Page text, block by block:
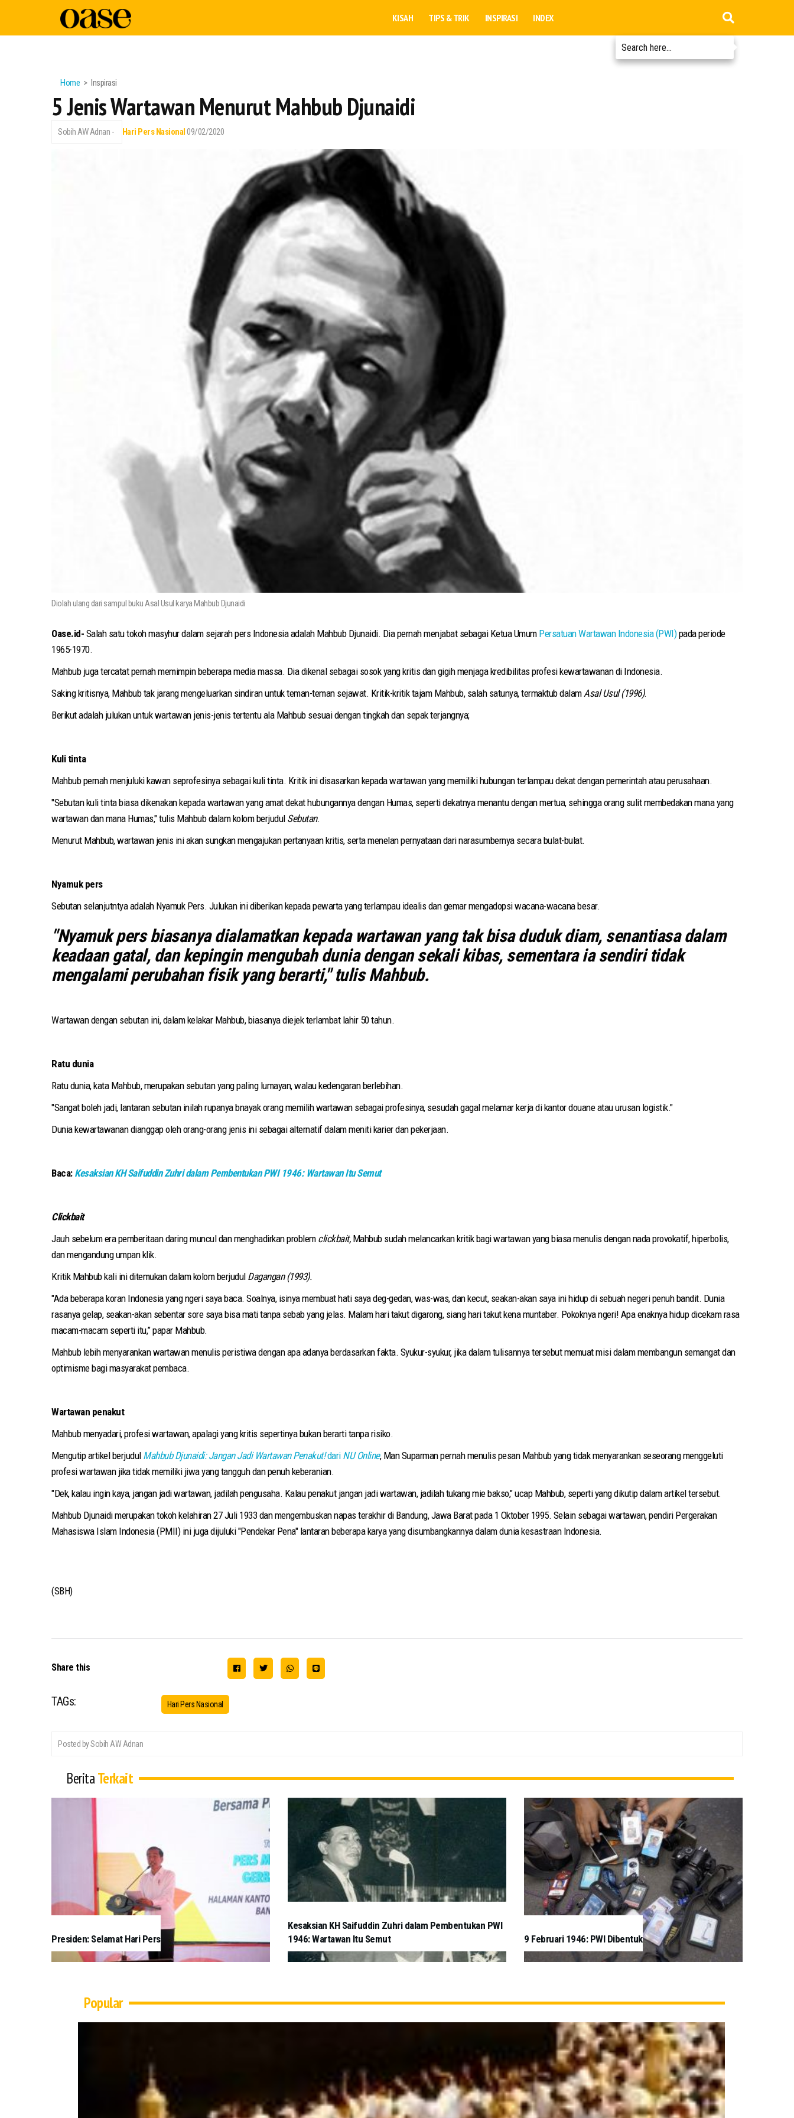
KISAH TIPS & TRIK INSPIRASI INDEX
Home Inspirasi
5 Jenis Wartawan Menurut Mahbub Djunaidi
Sobih AW Adnan - Hari Pers Nasional09/02/2020
Diolah ulang dari sampul buku Asal Usul karya Mahbub Djunaidi
Oase.id- Salah satu tokoh masyhur dalam sejarah pers Indonesia adalah Mahbub Djunaidi. Dia pernah menjabat sebagai Ketua Umum Persatuan Wartawan Indonesia (PWI)pada periode
1965-1970.
Mahbub juga tercatat pernah memimpin beberapa media massa. Dia dikenal sebagai sosok yang kritis dan gigih menjaga kredibilitas profesi kewartawanan di Indonesia.
Saking kritisnya, Mahbub tak jarang mengeluarkan sindiran untuk teman-teman sejawat. Kritik-kritik tajam Mahbub, salah satunya, termaktub dalamAsal Usul (1996).
Berikut adalah julukan untuk wartawan jenis-jenis tertentu ala Mahbub sesuai dengan tingkah dan sepak terjangnya;
Kuli tinta
Mahbub pernah menjuluki kawan seprofesinya sebagai kuli tinta. Kritik ini disasarkan kepada wartawan yang memiliki hubungan terlampau dekat dengan pemerintah atau perusahaan.
"Sebutan kuli tinta biasa dikenakan kepada wartawan yang amat dekat hubungannya dengan Humas, seperti dekatnya menantu dengan mertua, sehingga orang sulit membedakan mana yang
wartawan dan mana Humas," tulis Mahbub dalam kolom berjudul Sebutan.
Menurut Mahbub, wartawan jenis ini akan sungkan mengajukan pertanyaan kritis, serta menelan pernyataan dari narasumbernya secara bulat-bulat.
Nyamuk pers
Sebutan selanjutntya adalah Nyamuk Pers. Julukan ini diberikan kepada pewarta yang terlampau idealis dan gemar mengadopsi wacana-wacana besar.
"Nyamuk pers biasanya dialamatkan kepada wartawan yang tak bisa duduk diam, senantiasa dalam
keadaan gatal, dan kepingin mengubah dunia dengan sekali kibas, sementara ia sendiri tidak
mengalami perubahan fisik yang berarti," tulis Mahbub.
Wartawan dengan sebutan ini, dalam kelakar Mahbub, biasanya diejek terlambat lahir 50 tahun.
Ratu dunia
Ratu dunia, kata Mahbub, merupakan sebutan yang paling lumayan, walau kedengaran berlebihan.
"Sangat boleh jadi, lantaran sebutan inilah rupanya bnayak orang memilih wartawan sebagai profesinya, sesudah gagal melamar kerja di kantor douane atau urusan logistik."
Dunia kewartawanan dianggap oleh orang-orang jenis ini sebagai alternatif dalam meniti karier dan pekerjaan.
Baca: Kesaksian KH Saifuddin Zuhri dalam Pembentukan PWI 1946: Wartawan Itu Semut
Clickbait
Jauh sebelum era pemberitaan daring muncul dan menghadirkan problem clickbait, Mahbub sudah melancarkan kritik bagi wartawan yang biasa menulis dengan nada provokatif, hiperbolis,
dan mengandung umpan klik.
Kritik Mahbub kali ini ditemukan dalam kolom berjudul Dagangan (1993).
"Ada beberapa koran Indonesia yang ngeri saya baca. Soalnya, isinya membuat hati saya deg-gedan, was-was, dan kecut, seakan-akan saya ini hidup di sebuah negeri penuh bandit. Dunia
rasanya gelap, seakan-akan sebentar sore saya bisa mati tanpa sebab yang jelas. Malam hari takut digarong, siang hari takut kena muntaber. Pokoknya ngeri! Apa enaknya hidup dicekam rasa
macam-macam seperti itu,” papar Mahbub.
Mahbub lebih menyarankan wartawan menulis peristiwa dengan apa adanya berdasarkan fakta. Syukur-syukur, jika dalam tulisannya tersebut memuat misi dalam membangun semangat dan
optimisme bagi masyarakat pembaca.
Wartawan penakut
Mahbub menyadari, profesi wartawan, apalagi yang kritis sepertinya bukan berarti tanpa risiko.
Mengutip artikel berjudul Mahbub Djunaidi: Jangan Jadi Wartawan Penakut!dari NU Online, Man Suparman pernah menulis pesan Mahbub yang tidak menyarankan seseorang menggeluti
profesi wartawan jika tidak memiliki jiwa yang tangguh dan penuh keberanian.
"Dek, kalau ingin kaya, jangan jadi wartawan, jadilah pengusaha. Kalau penakut jangan jadi wartawan, jadilah tukang mie bakso," ucap Mahbub, seperti yang dikutip dalam artikel tersebut.
Mahbub Djunaidi merupakan tokoh kelahiran 27 Juli 1933 dan mengembuskan napas terakhir di Bandung, Jawa Barat pada 1 Oktober 1995. Selain sebagai wartawan, pendiri Pergerakan
Mahasiswa Islam Indonesia (PMII) ini juga dijuluki "Pendekar Pena" lantaran beberapa karya yang disumbangkannya dalam dunia kesastraan Indonesia.
(SBH)
Share this
TAGs: Hari Pers Nasional
Posted by Sobih AW Adnan
BeritaTerkait
Presiden: Selamat Hari Pers
Kesaksian KH Saifuddin Zuhri dalam Pembentukan PWI
1946: Wartawan Itu Semut
9 Februari 1946: PWI Dibentuk
Popular